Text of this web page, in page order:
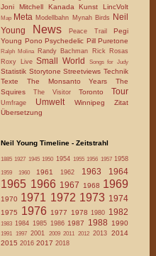
Joni Mitchell Kanada Kunst LincVolt
Map MetaModellbahn Mynah Birds
Neil
Young
News Peace Trail Pegi
Young Pono Psychedelic Pill Puretone
Ralph Molina Randy Bachman
Rick Rosas
Roxy LiveSmall World Songs for Judy
Statistik StorytoneStreetviewsTechnik
Texte The Monsanto Years The
Squires The Visitor Toronto Tour
Umfrage Umwelt WinnipegZitat
Übersetzung
Neil Young Timeline - Zeitstrahl
18851927 19451950 1954 19551956 1957 1958
1959 1960 1961 1962 1963 1964
1965 1966 1967 1968 1969
1970 1971 1972 1973 1974
1975 1976 1977 19781980 1982
1983 1984 1985 19861987 19881990
1991 1997 2001 20092011201220132014
2015 2016 2017 2018